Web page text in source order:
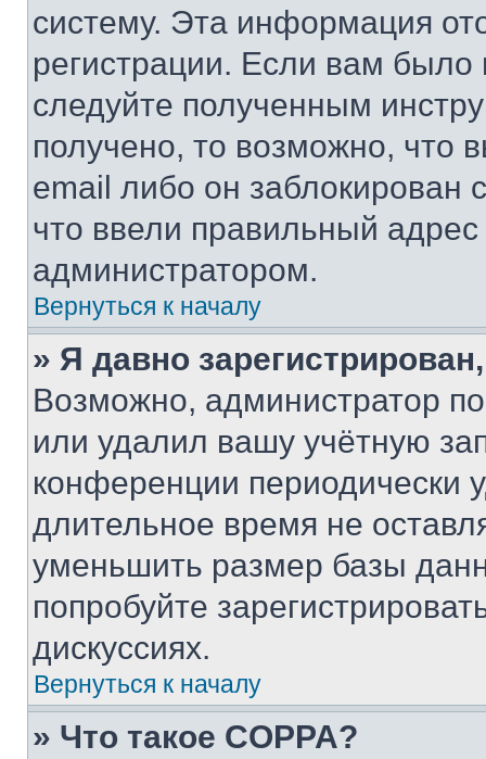
систему. Эта информация
регистрации. Если вам
следуйте полученным
получено, то возможно, что
email либо он
что ввели правильный адрес
администратором.
Вернуться к началу
» Я давно
Возможно, администратор
или удалил вашу учётную
конференции периодически
длительное время не
уменьшить размер базы
попробуйте
дискуссиях.
Вернуться к началу
» Что такое COPPA?